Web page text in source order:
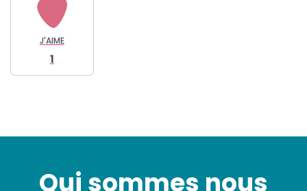
J'AIME
1
Qui sommes nous